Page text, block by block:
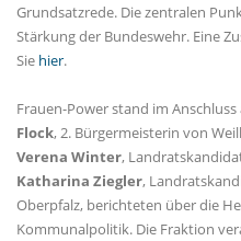
Grundsatzrede. Die zentralen
Stärkung der Bundeswehr. Eine
Sie hier.
Frauen-Power stand im
Flock, 2. Bürgermeisterin von
Verena Winter,
Katharina Ziegler,
Oberpfalz, berichteten über die
Kommunalpolitik. Die Fraktion